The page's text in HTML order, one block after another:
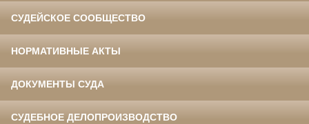
СУДЕЙСКОЕ СООБЩЕСТВО
НОРМАТИВНЫЕ АКТЫ
ДОКУМЕНТЫ СУДА
СУДЕБНОЕ ДЕЛОПРОИЗВОДСТВО